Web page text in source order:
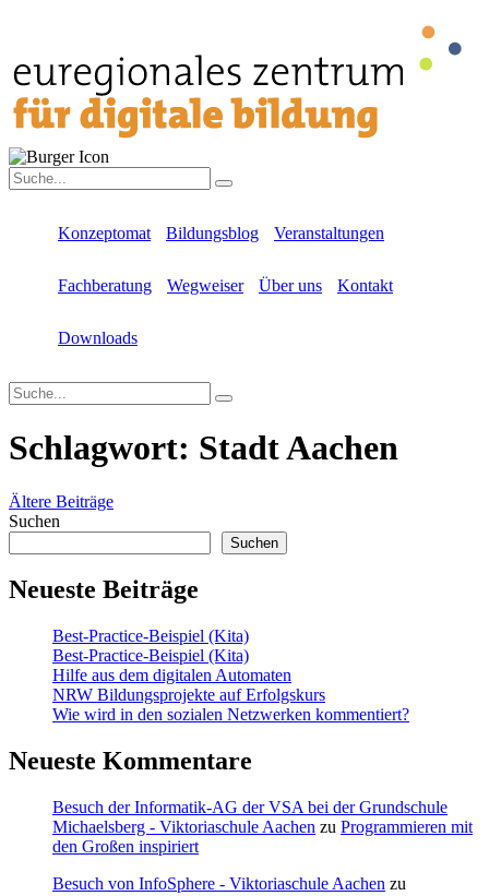
Konzeptomat Bildungsblog Veranstaltungen
Fachberatung Wegweiser Über uns Kontakt
Downloads
Schlagwort: Stadt Aachen
Beitragsnavigation
Ältere Beiträge
Suchen
Suchen
Neueste Beiträge
Best-Practice-Beispiel (Kita)
Best-Practice-Beispiel (Kita)
Hilfe aus dem digitalen Automaten
NRW Bildungsprojekte auf Erfolgskurs
Wie wird in den sozialen Netzwerken kommentiert?
Neueste Kommentare
Besuch der Informatik-AG der VSA bei der Grundschule
Michaelsberg - Viktoriaschule Aachen zu Programmieren mit
den Großen inspiriert
Besuch von InfoSphere - Viktoriaschule Aachen zu